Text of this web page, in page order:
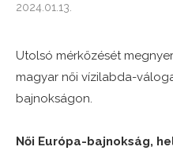
2024.01.13.
Utolsó mérkőzését
magyar női vízilabda-
bajnokságon.
Női Európa-bajnokság,